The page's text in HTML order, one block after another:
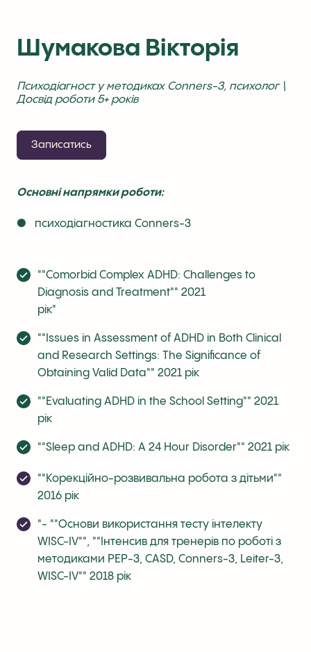
Шумакова Вікторія
Психодіагност у методиках Conners-3, психолог \
Досвід роботи 5+ років
Записатись
Основні напрямки роботи:
● психодіагностика Conners-3
""Comorbid Complex ADHD: Challenges to
Diagnosis and Treatment"" 2021
рік"
""Issues in Assessment of ADHD in Both Clinical
and Research Settings: The Significance of
Obtaining Valid Data"" 2021 рік
""Evaluating ADHD in the School Setting"" 2021
рік
""Sleep and ADHD: A 24 Hour Disorder"" 2021 рік
""Корекційно-розвивальна робота з дітьми""
2016 рік
"- ""Основи використання тесту інтелекту
WISC-IV"", ""Інтенсив для тренерів по роботі з
методиками PEP-3, CASD, Conners-3, Leiter-3,
WISC-IV"" 2018 рік